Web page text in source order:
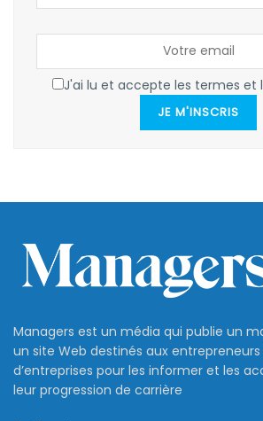
J'ai lu et accepte les termes et
JE M'INSCRIS
Managers est un média qui publie un
un site Web destinés aux
d’entreprises pour les informer et les
leur progression de carrière